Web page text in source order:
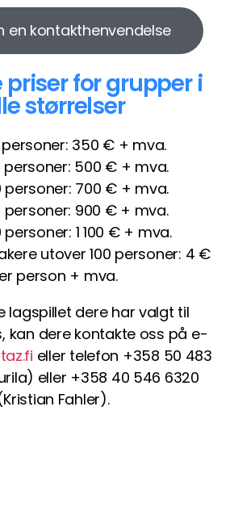
en kontakthenvendelse
for grupper i
størrelser
personer: 350 € + mva.
personer: 500 € + mva.
personer: 700 € + mva.
personer: 900 € + mva.
personer: 1 100 € + mva.
utover 100 personer: 4 €
person + mva.
lagspillet dere har valgt til
kan dere kontakte oss på e-
eller telefon +358 50 483
eller +358 40 546 6320
Fahler).